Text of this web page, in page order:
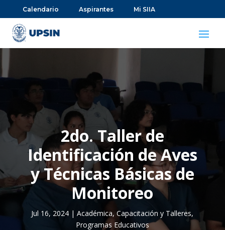
Calendario Aspirantes Mi SIIA
2do. Taller de
Identificación de Aves
y Técnicas Básicas de
Monitoreo
Jul 16, 2024 |Académica,Capacitación y Talleres,
Programas Educativos